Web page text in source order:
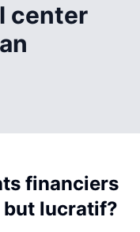
center
financiers
but lucratif?